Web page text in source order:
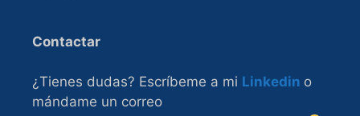
Contactar
¿Tienes dudas? Escríbeme a mi Linkedin o
mándame un correo